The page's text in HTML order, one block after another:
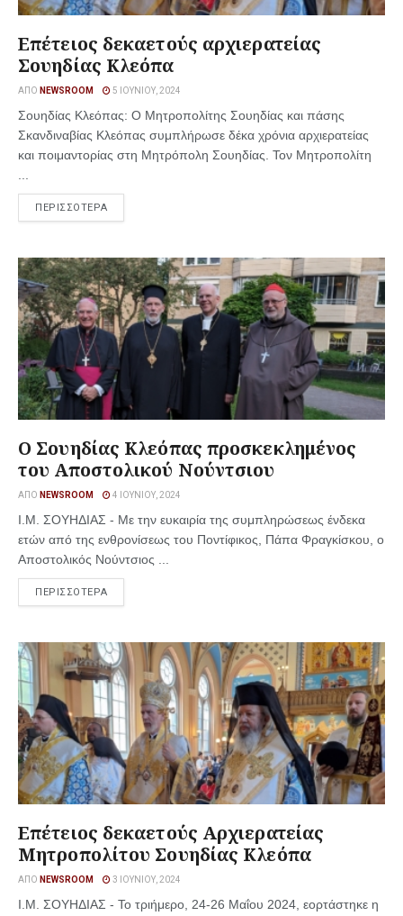
Επέτειος δεκαετούς αρχιερατείας
Σουηδίας Κλεόπα
ΑΠΌ NEWSROOM 5 ΙΟΥΝΊΟΥ, 2024
Σουηδίας Κλεόπας: Ο Μητροπολίτης Σουηδίας και πάσης
Σκανδιναβίας Κλεόπας συμπλήρωσε δέκα χρόνια αρχιερατείας
και ποιμαντορίας στη Μητρόπολη Σουηδίας. Τον Μητροπολίτη
ΠΕΡΙΣΣΟΤΕΡΑ
Ο Σουηδίας Κλεόπας προσκεκλημένος
του Αποστολικού Νούντσιου
ΑΠΌ NEWSROOM 4 ΙΟΥΝΊΟΥ, 2024
Ι.Μ. ΣΟΥΗΔΙΑΣ - Με την ευκαιρία της συμπληρώσεως ένδεκα
ετών από της ενθρονίσεως του Ποντίφικος, Πάπα Φραγκίσκου, ο
Αποστολικός Νούντσιος ...
ΠΕΡΙΣΣΟΤΕΡΑ
Επέτειος δεκαετούς Αρχιερατείας
Μητροπολίτου Σουηδίας Κλεόπα
ΑΠΌ NEWSROOM 3 ΙΟΥΝΊΟΥ, 2024
Ι.Μ. ΣΟΥΗΔΙΑΣ - Το τριήμερο, 24-26 Μαΐου 2024, εορτάστηκε η